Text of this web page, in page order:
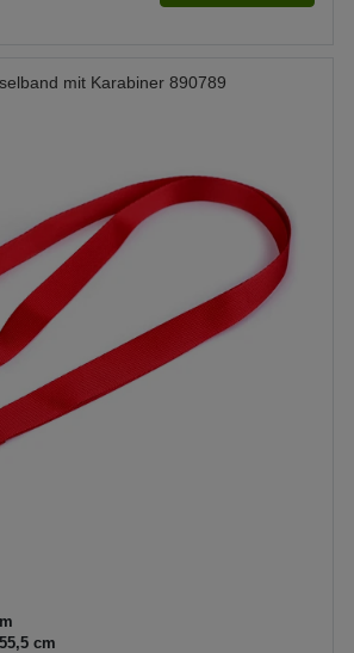
mit Karabiner 890789
55,5 cm